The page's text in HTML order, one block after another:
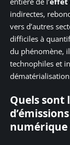
indirectes,
vers d’autres
difficiles à
du phénomène,
technophiles et
Quels sont
numérique